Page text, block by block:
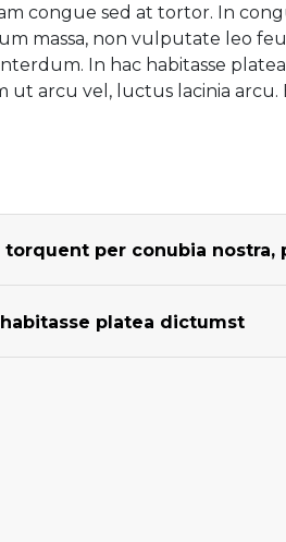
congue sed at tortor. In
massa, non vulputate leo
In hac habitasse
arcu vel, luctus lacinia arcu.
per conubia nostra,
platea dictumst